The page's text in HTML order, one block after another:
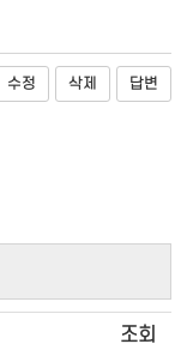
수정 삭제 답변
조회